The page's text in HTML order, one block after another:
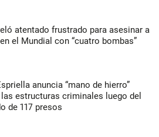
atentado frustrado para asesinar a
el Mundial con “cuatro bombas”
anuncia “mano de hierro”
estructuras criminales luego del
de 117 presos